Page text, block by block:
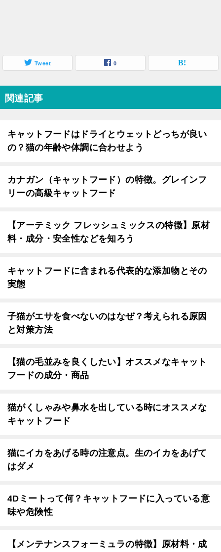
Tweet 0
関連記事
キャットフードはドライとウェットどっちが良い
の？猫の年齢や体調に合わせよう
カナガン（キャットフード）の特徴。グレインフ
リーの高級キャットフード
【アーテミック フレッシュミックスの特徴】原材
料・成分・安全性などを知ろう
キャットフードに含まれる代表的な添加物とその
実態
子猫がエサを食べないのはなぜ？考えられる原因
と対策方法
【猫の毛並みを良くしたい】オススメなキャット
フードの成分・商品
猫がくしゃみや鼻水を出している時にオススメな
キャットフード
猫にイカをあげる時の注意点。生のイカをあげて
はダメ
4Dミートって何？キャットフードに入っている意
味や危険性
【メンテナンスフォーミュラの特徴】原材料・成